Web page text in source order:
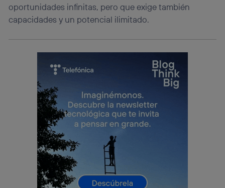
oportunidades infinitas, pero que exige también
capacidades y un potencial ilimitado.